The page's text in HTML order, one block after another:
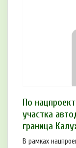
По
участка
граница
В рамках